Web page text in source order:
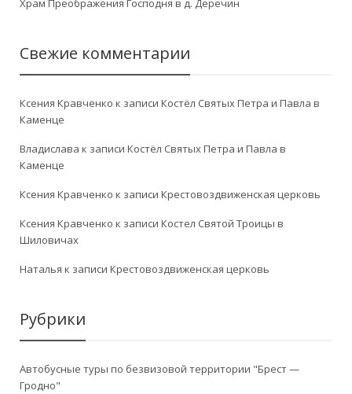
Храм Преображения Господня в д. Деречин
Свежие комментарии
Ксения Кравченко к записи Костёл Святых Петра и Павла в
Каменце
Владислава к записи Костёл Святых Петра и Павла в
Каменце
Ксения Кравченко к записи Крестовоздвиженская церковь
Ксения Кравченко к записи Костел Святой Троицы в
Шиловичах
Наталья к записи Крестовоздвиженская церковь
Рубрики
Автобусные туры по безвизовой территории "Брест —
Гродно"